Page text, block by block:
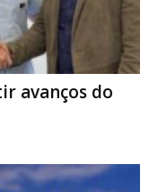
avanços do